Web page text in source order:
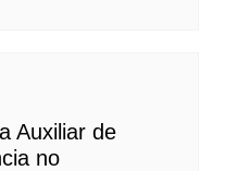
Auxiliar de
no